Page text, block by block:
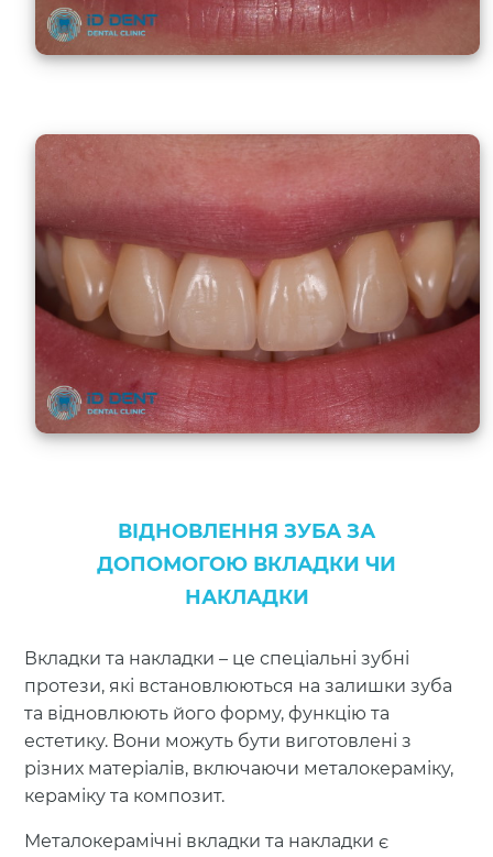
ВІДНОВЛЕННЯ ЗУБА ЗА
ДОПОМОГОЮ ВКЛАДКИ ЧИ
НАКЛАДКИ
Вкладки та накладки – це спеціальні зубні
протези, які встановлюються на залишки зуба
та відновлюють його форму, функцію та
естетику. Вони можуть бути виготовлені з
різних матеріалів, включаючи металокераміку,
кераміку та композит.
Металокерамічні вкладки та накладки є